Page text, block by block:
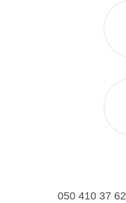
050 410 37 62